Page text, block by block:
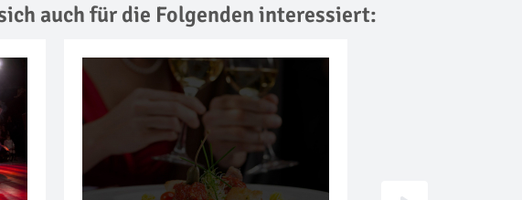
auch für die Folgenden interessiert: